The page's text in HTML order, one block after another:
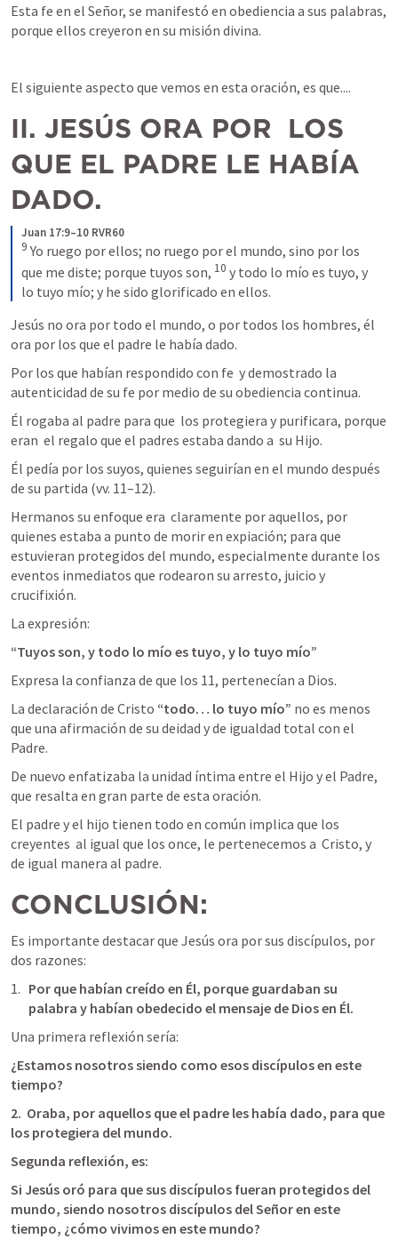
Esta fe en el Señor, se manifestó en obediencia a sus palabras,
porque ellos creyeron en su misión divina.
El siguiente aspecto que vemos en esta oración, es que....
II. JESÚS ORA POR  LOS
QUE EL PADRE LE HABÍA
DADO.
Juan 17:9–10 RVR60
9 Yo ruego por ellos; no ruego por el mundo, sino por los
que me diste; porque tuyos son, 10 y todo lo mío es tuyo, y
lo tuyo mío; y he sido glorificado en ellos.
Jesús no ora por todo el mundo, o por todos los hombres, él
ora por los que el padre le había dado.
Por los que habían respondido con fe  y demostrado la
autenticidad de su fe por medio de su obediencia continua.
Él rogaba al padre para que  los protegiera y purificara, porque
eran  el regalo que el padres estaba dando a  su Hijo.
Él pedía por los suyos, quienes seguirían en el mundo después
de su partida (vv. 11–12).
Hermanos su enfoque era  claramente por aquellos, por
quienes estaba a punto de morir en expiación; para que
estuvieran protegidos del mundo, especialmente durante los
eventos inmediatos que rodearon su arresto, juicio y
crucifixión.
La expresión:
“Tuyos son, y todo lo mío es tuyo, y lo tuyo mío”
Expresa la confianza de que los 11, pertenecían a Dios.
La declaración de Cristo “todo… lo tuyo mío” no es menos
que una afirmación de su deidad y de igualdad total con el
Padre.
De nuevo enfatizaba la unidad íntima entre el Hijo y el Padre,
que resalta en gran parte de esta oración.
El padre y el hijo tienen todo en común implica que los
creyentes  al igual que los once, le pertenecemos a  Cristo, y
de igual manera al padre.
CONCLUSIÓN:
Es importante destacar que Jesús ora por sus discípulos, por
dos razones:
Por que habían creído en Él, porque guardaban su
palabra y habían obedecido el mensaje de Dios en Él.
Una primera reflexión sería:
¿Estamos nosotros siendo como esos discípulos en este
tiempo?
2.  Oraba, por aquellos que el padre les había dado, para que
los protegiera del mundo.
Segunda reflexión, es:
Si Jesús oró para que sus discípulos fueran protegidos del
mundo, siendo nosotros discípulos del Señor en este
tiempo, ¿cómo vivimos en este mundo?